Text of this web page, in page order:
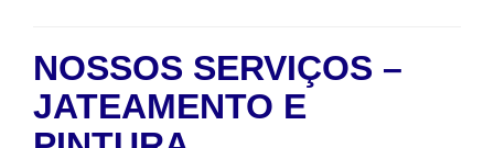
NOSSOS SERVIÇOS –
JATEAMENTO E